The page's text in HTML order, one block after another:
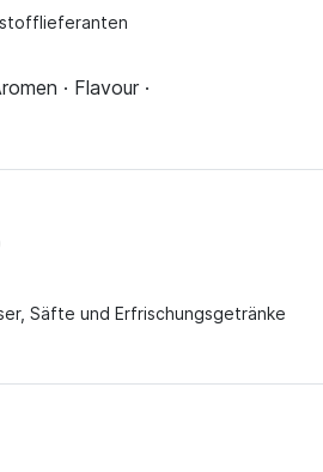
· Flavour ·
Säfte und Erfrischungsgetränke